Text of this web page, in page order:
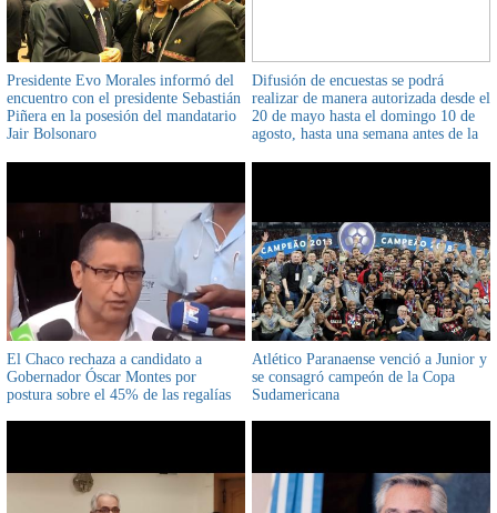
Presidente Evo Morales informó del
encuentro con el presidente Sebastián
Piñera en la posesión del mandatario
Jair Bolsonaro
Difusión de encuestas se podrá
realizar de manera autorizada desde el
20 de mayo hasta el domingo 10 de
agosto, hasta una semana antes de la
El Chaco rechaza a candidato a
Gobernador Óscar Montes por
postura sobre el 45% de las regalías
Atlético Paranaense venció a Junior y
se consagró campeón de la Copa
Sudamericana